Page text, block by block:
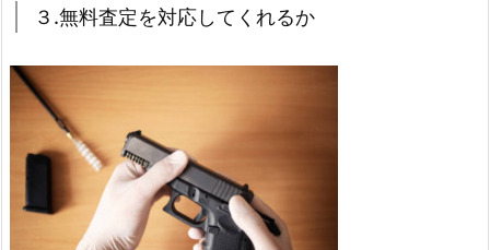
３.無料査定を対応してくれるか